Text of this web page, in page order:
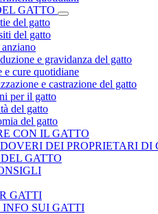
GATTO
del gatto
del gatto
e gravidanza del gatto
e cure quotidiane
e castrazione del gatto
per il gatto
del gatto
del gatto
CON IL GATTO
DEI PROPRIETARI DI
GATTO
GATTI
SUI GATTI